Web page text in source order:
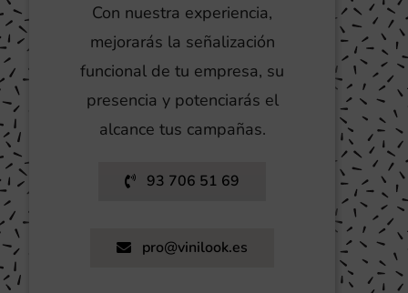
Con nuestra experiencia,
mejorarás la señalización
funcional de tu empresa, su
presencia y potenciarás el
alcance tus campañas.
93 706 51 69
pro@vinilook.es